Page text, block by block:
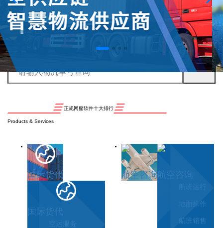
正规网赌软件十大排行
Products & Services
国际货代
国际货代
空运服务
航空咨询航空咨询
航班运行
地面操作
航班销售